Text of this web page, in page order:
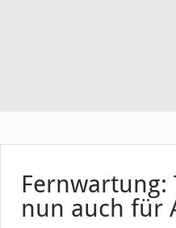
Fernwartung:
nun auch für